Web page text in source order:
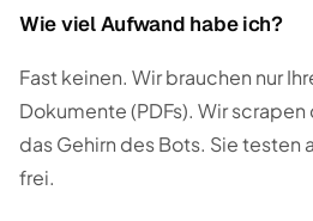
Wie viel Aufwand habe ich?
Fast keinen. Wir brauchen nur
Dokumente (PDFs). Wir
das Gehirn des Bots. Sie testen
frei.